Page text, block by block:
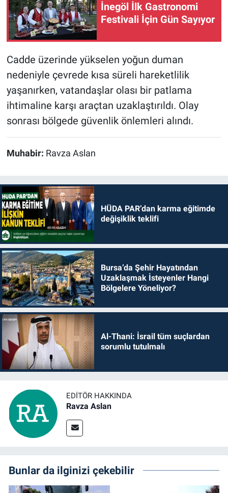
İnegöl İlk Gastronomi
Festivali İçin Gün Sayıyor
Cadde üzerinde yükselen yoğun duman
nedeniyle çevrede kısa süreli hareketlilik
yaşanırken, vatandaşlar olası bir patlama
ihtimaline karşı araçtan uzaklaştırıldı. Olay
sonrası bölgede güvenlik önlemleri alındı.
Muhabir: Ravza Aslan
HÜDA PAR’dan karma eğitimde
değişiklik teklifi
Bursa’da Şehir Hayatından
Uzaklaşmak İsteyenler Hangi
Bölgelere Yöneliyor?
Al-Thani: İsrail tüm suçlardan
sorumlu tutulmalı
EDITÖR HAKKINDA
Ravza Aslan
Bunlar da ilginizi çekebilir